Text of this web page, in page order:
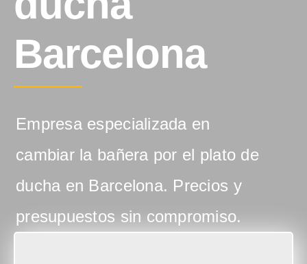
Barcelona
Empresa especializada en
cambiar la bañera por el plato de
ducha en Barcelona. Precios y
presupuestos sin compromiso.